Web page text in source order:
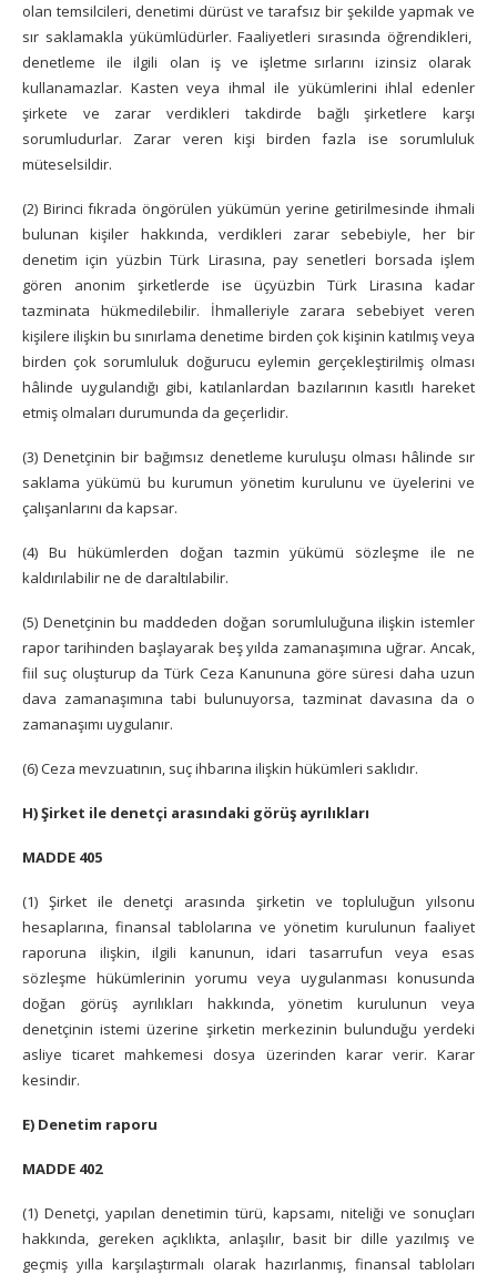
olan temsilcileri, denetimi dürüst ve tarafsız bir şekilde yapmak ve
sır saklamakla yükümlüdürler. Faaliyetleri sırasında öğrendikleri,
denetleme ile ilgili olan iş ve işletme sırlarını izinsiz olarak
kullanamazlar. Kasten veya ihmal ile yükümlerini ihlal edenler
şirkete ve zarar verdikleri takdirde bağlı şirketlere karşı
sorumludurlar. Zarar veren kişi birden fazla ise sorumluluk
müteselsildir.
(2) Birinci fıkrada öngörülen yükümün yerine getirilmesinde ihmali
bulunan kişiler hakkında, verdikleri zarar sebebiyle, her bir
denetim için yüzbin Türk Lirasına, pay senetleri borsada işlem
gören anonim şirketlerde ise üçyüzbin Türk Lirasına kadar
tazminata hükmedilebilir. İhmalleriyle zarara sebebiyet veren
kişilere ilişkin bu sınırlama denetime birden çok kişinin katılmış veya
birden çok sorumluluk doğurucu eylemin gerçekleştirilmiş olması
hâlinde uygulandığı gibi, katılanlardan bazılarının kasıtlı hareket
etmiş olmaları durumunda da geçerlidir.
(3) Denetçinin bir bağımsız denetleme kuruluşu olması hâlinde sır
saklama yükümü bu kurumun yönetim kurulunu ve üyelerini ve
çalışanlarını da kapsar.
(4) Bu hükümlerden doğan tazmin yükümü sözleşme ile ne
kaldırılabilir ne de daraltılabilir.
(5) Denetçinin bu maddeden doğan sorumluluğuna ilişkin istemler
rapor tarihinden başlayarak beş yılda zamanaşımına uğrar. Ancak,
fiil suç oluşturup da Türk Ceza Kanununa göre süresi daha uzun
dava zamanaşımına tabi bulunuyorsa, tazminat davasına da o
zamanaşımı uygulanır.
(6) Ceza mevzuatının, suç ihbarına ilişkin hükümleri saklıdır.
H) Şirket ile denetçi arasındaki görüş ayrılıkları
MADDE 405
(1) Şirket ile denetçi arasında şirketin ve topluluğun yılsonu
hesaplarına, finansal tablolarına ve yönetim kurulunun faaliyet
raporuna ilişkin, ilgili kanunun, idari tasarrufun veya esas
sözleşme hükümlerinin yorumu veya uygulanması konusunda
doğan görüş ayrılıkları hakkında, yönetim kurulunun veya
denetçinin istemi üzerine şirketin merkezinin bulunduğu yerdeki
asliye ticaret mahkemesi dosya üzerinden karar verir. Karar
kesindir.
E) Denetim raporu
MADDE 402
(1) Denetçi, yapılan denetimin türü, kapsamı, niteliği ve sonuçları
hakkında, gereken açıklıkta, anlaşılır, basit bir dille yazılmış ve
geçmiş yılla karşılaştırmalı olarak hazırlanmış, finansal tabloları